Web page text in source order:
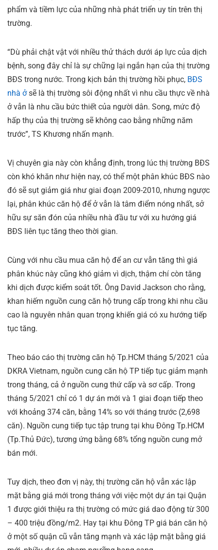
phẩm và tiềm lực của những nhà phát triển uy tín trên thị
trường.
“Dù phải chật vật với nhiều thử thách dưới áp lực của dịch
bệnh, song đây chỉ là sự chững lại ngắn hạn của thị trường
BĐS trong nước. Trong kịch bản thị trường hồi phục, BĐS
nhà ởsẽ là thị trường sôi động nhất vì nhu cầu thực về nhà
ở vẫn là nhu cầu bức thiết của người dân. Song, mức độ
hấp thụ của thị trường sẽ không cao bằng những năm
trước”, TS Khương nhấn mạnh.
Vị chuyên gia này còn khẳng định, trong lúc thị trường BĐS
còn khó khăn như hiện nay, có thể một phân khúc BĐS nào
đó sẽ sụt giảm giá như giai đoạn 2009-2010, nhưng ngược
lại, phân khúc căn hộ để ở vẫn là tâm điểm nóng nhất, sở
hữu sự săn đón của nhiều nhà đầu tư với xu hướng giá
BĐS liên tục tăng theo thời gian.
Cùng với nhu cầu mua căn hộ để an cư vẫn tăng thì giá
phân khúc này cũng khó giảm vì dịch, thậm chí còn tăng
khi dịch được kiểm soát tốt. Ông David Jackson cho rằng,
khan hiếm nguồn cung căn hộ trung cấp trong khi nhu cầu
cao là nguyên nhân quan trọng khiến giá có xu hướng tiếp
tục tăng.
Theo báo cáo thị trường căn hộ Tp.HCM tháng 5/2021 của
DKRA Vietnam, nguồn cung căn hộ TP tiếp tục giảm mạnh
trong tháng, cả ở nguồn cung thứ cấp và sơ cấp. Trong
tháng 5/2021 chỉ có 1 dự án mới và 1 giai đoạn tiếp theo
với khoảng 374 căn, bằng 14% so với tháng trước (2,698
căn). Nguồn cung tiếp tục tập trung tại khu Đông Tp.HCM
(Tp.Thủ Đức), tương ứng bằng 68% tổng nguồn cung mở
bán mới.
Tuy dịch, theo đơn vị này, thị trường căn hộ vẫn xác lập
mặt bằng giá mới trong tháng với việc một dự án tại Quận
1 được giới thiệu ra thị trường có mức giá dao động từ 300
– 400 triệu đồng/m2. Hay tại khu Đông TP giá bán căn hộ
ở một số quận cũ vẫn tăng mạnh và xác lập mặt bằng giá